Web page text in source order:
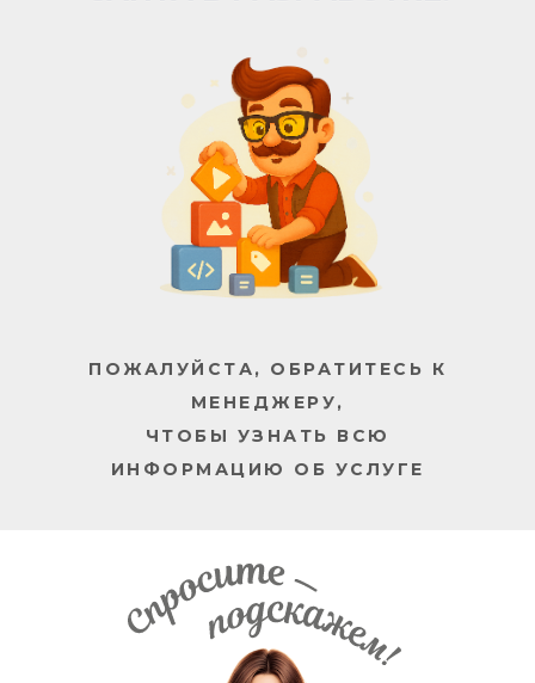
ПОЖАЛУЙСТА, ОБРАТИТЕСЬ К
МЕНЕДЖЕРУ,
ЧТОБЫ УЗНАТЬ ВСЮ
ИНФОРМАЦИЮ ОБ УСЛУГЕ